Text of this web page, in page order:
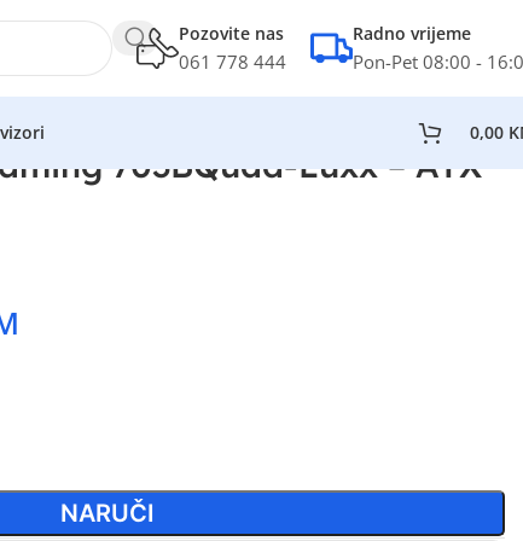
Pozovite nas
061 778 444
Radno vrijeme
Pon-Pet 08:00 -
0,00
703BQuad-Luxx – ATX
NARUČI